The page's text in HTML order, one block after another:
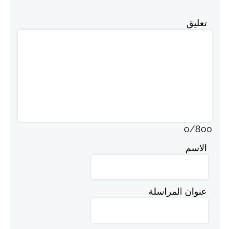
تعليق
0/800
الاسم
عنوان المراسلة